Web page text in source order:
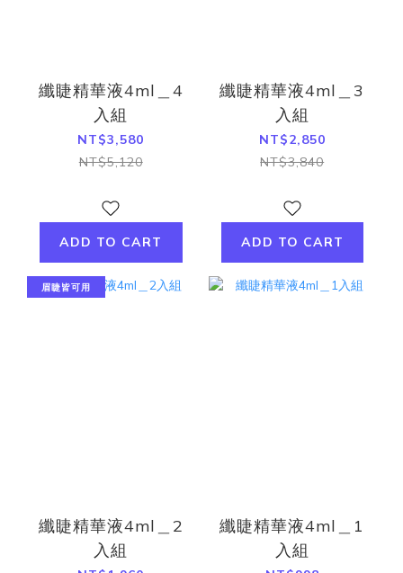
纖睫精華液4ml＿4
入組
NT$3,580
NT$5,120
ADD TO CART
纖睫精華液4ml＿3
入組
NT$2,850
NT$3,840
ADD TO CART
眉睫皆可用
纖睫精華液4ml＿2
入組
纖睫精華液4ml＿1
入組